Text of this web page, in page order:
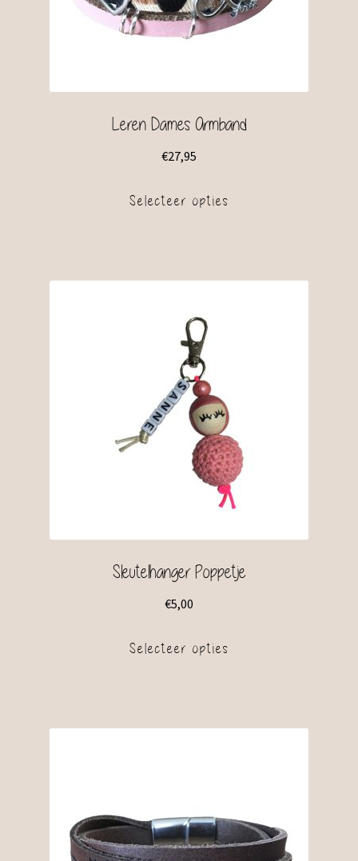
Leren Dames Armband
€27,95
Selecteer opties
Sleutelhanger Poppetje
€5,00
Selecteer opties